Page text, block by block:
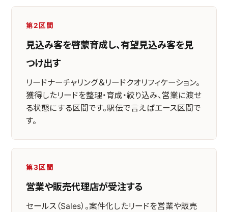
第2区間
見込み客を啓蒙育成し、有望見込み客を見
つけ出す
リードナーチャリング＆リードクオリフィケーション。
獲得したリードを整理・育成・絞り込み、営業に渡せ
る状態にする区間です。駅伝で言えばエース区間で
す。
第3区間
営業や販売代理店が受注する
セールス（Sales）。案件化したリードを営業や販売